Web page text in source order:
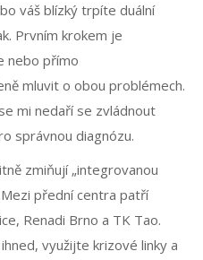
váš blízký trpíte duální
Prvním krokem je
nebo přímo
mluvit o obou problémech.
mi nedaří se zvládnout
správnou diagnózu.
zmiňují „integrovanou
Mezi přední centra patří
Renadi Brno a TK Tao.
využijte krizové linky a